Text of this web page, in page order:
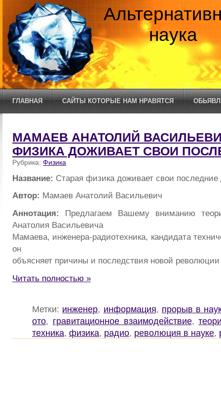
наука
ГЛАВНАЯ САЙТЫ КОТОРЫЕ НАМ НРАВЯТСЯ
МАМАЕВ АНАТОЛИЙ
ФИЗИКА ДОЖИВАЕТ СВОИ
Рубрика: Физика
Название: Старая физика доживает свои последние
Автор: Мамаев Анатолий Васильевич
Аннотация: Предлагаем Вашему вниманию
Анатолия Васильевича
Мамаева, инженера-радиотехника, кандидата
он
объясняет причины и последствия новой
Читать полностью »
Метки: инженер, информация, прорыв в
ото, гравитационное взаимодействие,
техника, физика, радио, революция в науке,